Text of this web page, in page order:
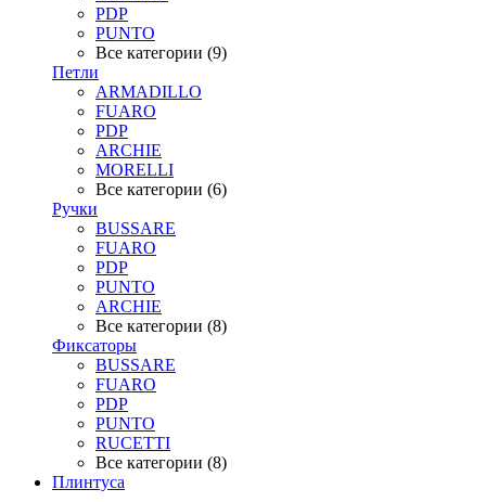
PDP
PUNTO
Все категории (9)
Петли
ARMADILLO
FUARO
PDP
ARCHIE
MORELLI
Все категории (6)
Ручки
BUSSARE
FUARO
PDP
PUNTO
ARCHIE
Все категории (8)
Фиксаторы
BUSSARE
FUARO
PDP
PUNTO
RUCETTI
Все категории (8)
Плинтуса